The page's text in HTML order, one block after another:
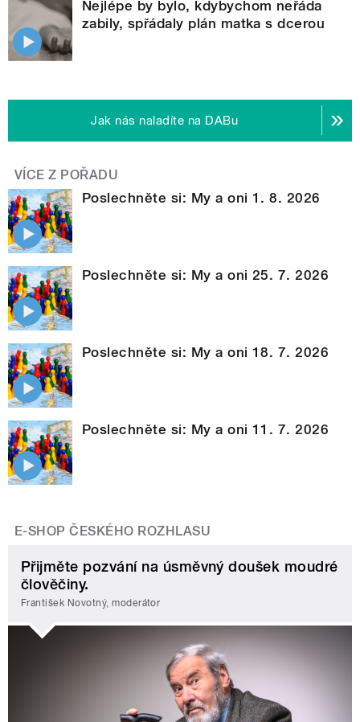
Nejlépe by bylo, kdybychom neřáda
zabily, spřádaly plán matka s dcerou
Jak nás naladíte na DABu
VÍCE Z POŘADU
Poslechněte si: My a oni 1. 8. 2026
Poslechněte si: My a oni 25. 7. 2026
Poslechněte si: My a oni 18. 7. 2026
Poslechněte si: My a oni 11. 7. 2026
E-SHOP ČESKÉHO ROZHLASU
Přijměte pozvání na úsměvný doušek moudré
člověčiny.
František Novotný, moderátor